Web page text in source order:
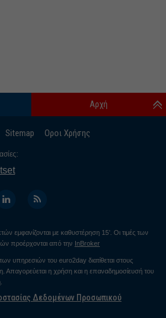
Sitemap Οροι Χρήσης
Αρχή
εμφανίζονται με καθυστέρηση 15’. Οι τιμές των
προέρχονται από την InBroker
υπηρεσιών του euro2day διατίθεται στους
Απαγορεύεται η χρήση και η επαναδημοσίευσή του
Δεδομένων Προσωπικού